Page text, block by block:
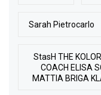
Sarah Pietrocarlo
StasH THE
COACH ELISA
MATTIA BRIGA